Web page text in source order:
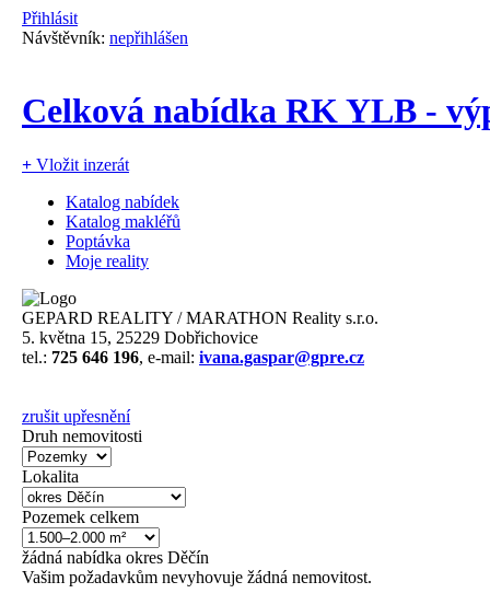
Přihlásit
Návštěvník: nepřihlášen
Celková nabídka RK YLB -
+ Vložit inzerát
Katalog nabídek
Katalog makléřů
Poptávka
Moje reality
GEPARD REALITY / MARATHON Reality s.r.o.
5. května 15, 25229 Dobřichovice
tel.: 725 646 196, e-mail: ivana.gaspar@gpre.cz
zrušit upřesnění
Druh nemovitosti
Lokalita
Pozemek celkem
žádná nabídka okres Děčín
Vašim požadavkům nevyhovuje žádná nemovitost.